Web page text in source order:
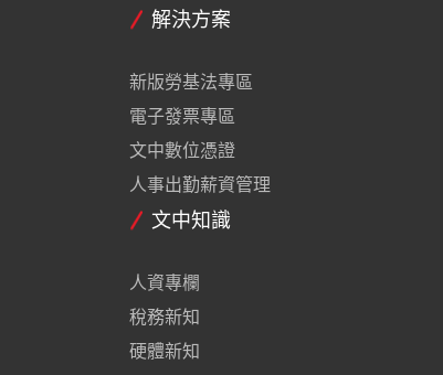
解決方案
新版勞基法專區
電子發票專區
文中數位憑證
人事出勤薪資管理
文中知識
人資專欄
稅務新知
硬體新知